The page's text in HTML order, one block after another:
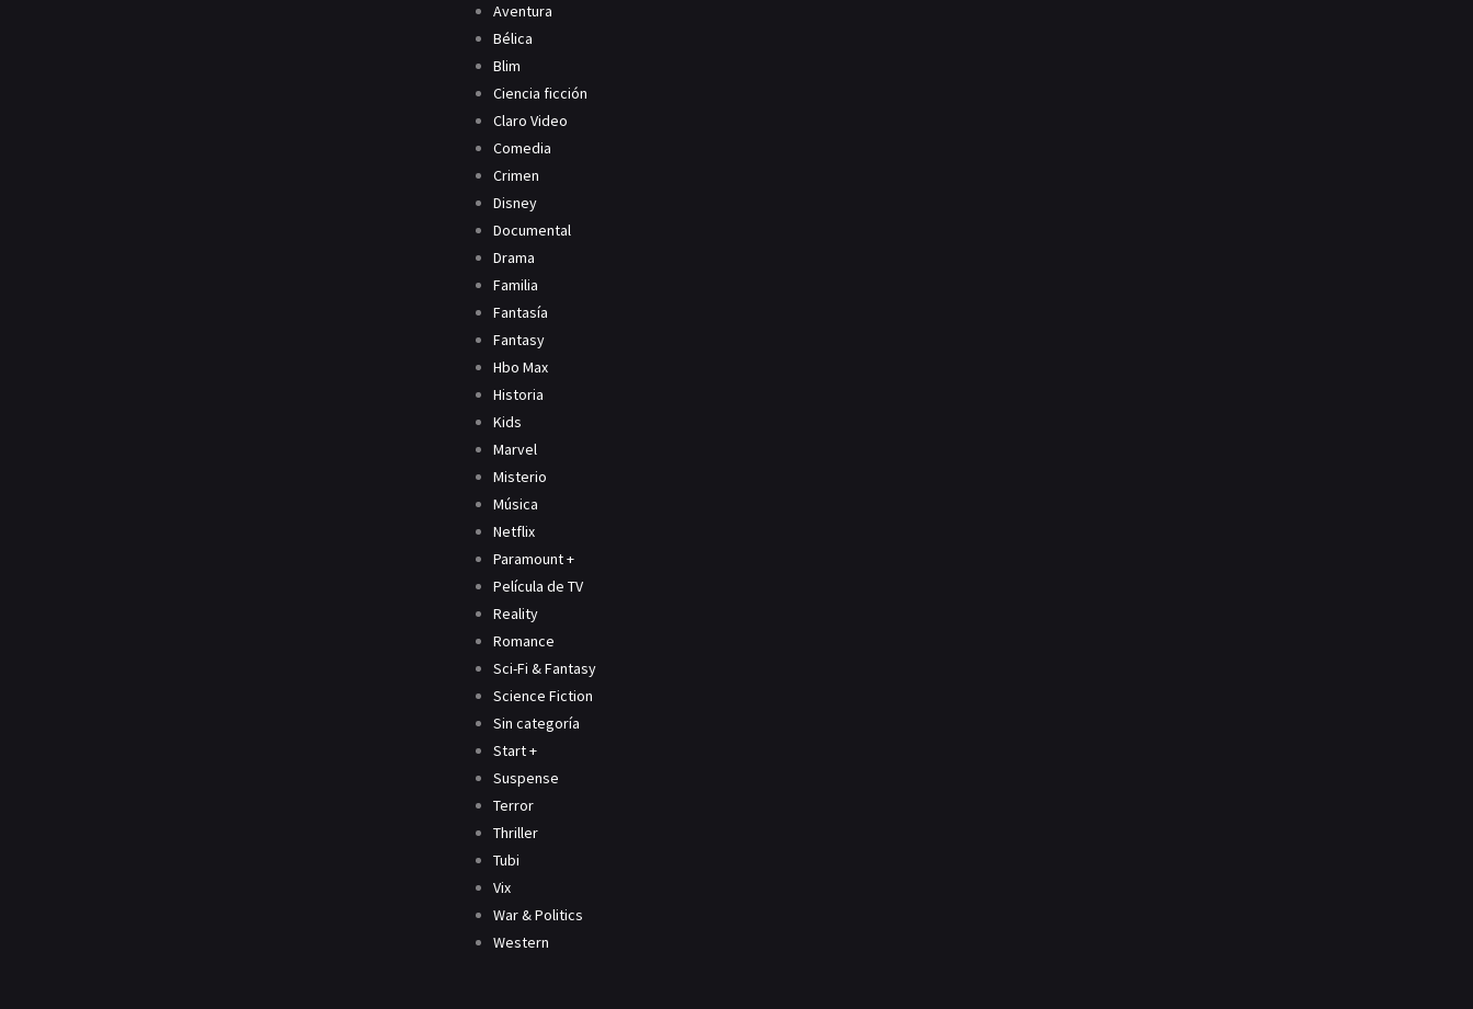
Aventura
Bélica
Blim
Ciencia ficción
Claro Video
Comedia
Crimen
Disney
Documental
Drama
Familia
Fantasía
Fantasy
Hbo Max
Historia
Kids
Marvel
Misterio
Música
Netflix
Paramount +
Película de TV
Reality
Romance
Sci-Fi & Fantasy
Science Fiction
Sin categoría
Start +
Suspense
Terror
Thriller
Tubi
Vix
War & Politics
Western